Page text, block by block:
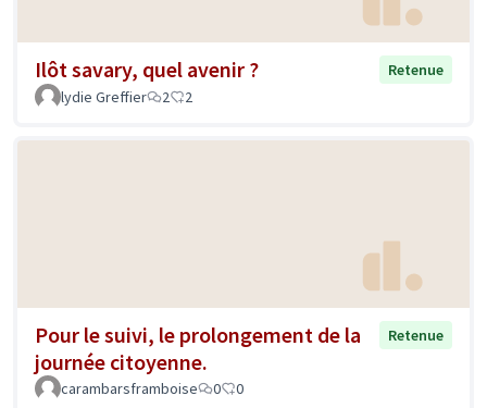
Ilôt savary, quel avenir ?
Retenue
lydie Greffier
2 2
Pour le suivi, le prolongement de la
journée citoyenne.
Retenue
carambarsframboise 0 0